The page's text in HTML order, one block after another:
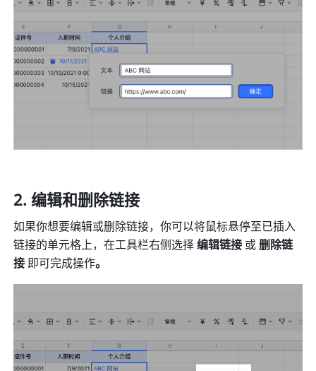
编辑和删除链接
如果你想要编辑或删除链接，你可以将鼠标悬停至已插入
链接的单元格上，在工具栏右侧选择 编辑链接 或 删除链
接 即可完成操作。